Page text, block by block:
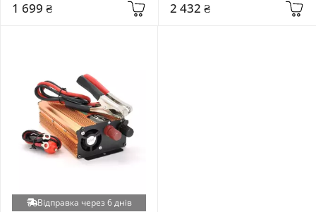
1 699 ₴ 2 432 ₴
Відправка через 6 днів